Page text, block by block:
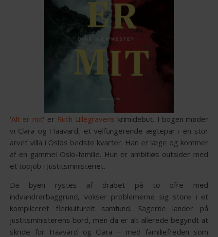
‘Alt er mit‘ er Ruth Lillegravens krimidebut. I bogen møder
vi Clara og Haavard, et velfungerende ægtepar i en stor
arvet villa i Oslos bedste kvarter. Han er læge og kommer
af en gammel Oslo-familie. Hun er ambitiøs outsider med
et topjob i Justitsministeriet.
Da byen rystes af drabet på to ofre med
indvandrerbaggrund, vokser problemerne sig store i et
kompliceret flerkulturelt samfund. Sagerne lander på
justitsministerens bord, men da er alt allerede begyndt at
skride for Haavard og Clara – med familiefreden som